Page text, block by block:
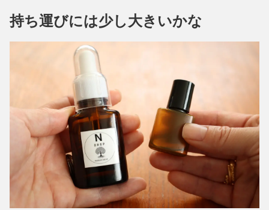
持ち運びには少し大きいかな